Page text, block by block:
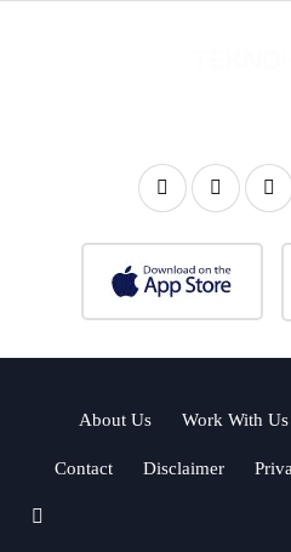
About Us Work With Us
Contact Disclaimer